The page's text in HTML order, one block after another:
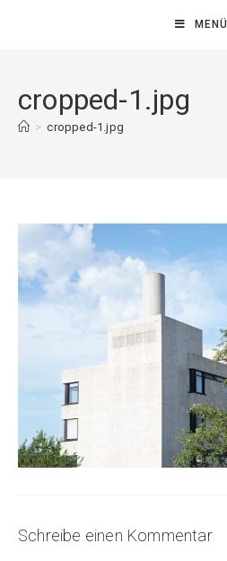
MENÜ
cropped-1.jpg
> cropped-1.jpg
Schreibe einen Kommentar